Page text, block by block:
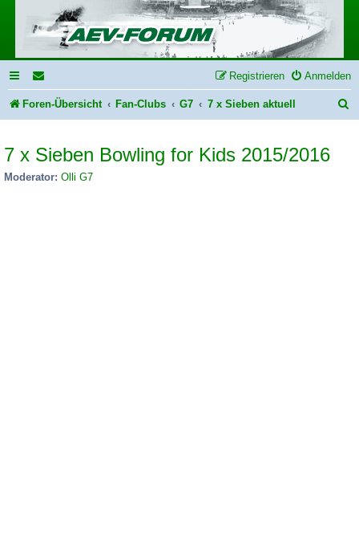
Anmelden
Registrieren
Foren-Übersicht Fan-Clubs G7 7 x Sieben aktuell
7 x Sieben Bowling for Kids 2015/2016
Moderator: Olli G7